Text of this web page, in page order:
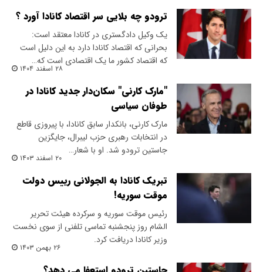
ترودو چه بلایی سر اقتصاد کانادا آورد ؟
یک وکیل دادگستری در کانادا معتقد است:
بحرانی که اقتصاد کانادا دارد به این دلیل است
که اقتصاد کشور ما یک اقتصادی است که…
۲۸ اسفند ۱۴۰۴
"مارک کارنی" سکان‌دار جدید کانادا در
طوفان سیاسی
مارک کارنی، بانکدار سابق کانادا، با پیروزی قاطع
در انتخابات رهبری حزب لیبرال، جایگزین
جاستین ترودو شد. او با شعار…
۲۰ اسفند ۱۴۰۳
تبریک کانادا به الجولانی رییس دولت
موقت سوریه!
رئیس موقت سوریه و سرکرده هیئت تحریر
الشام روز پنجشنبه تماسی تلفنی از سوی نخست
وزیر کانادا دریافت کرد.
۲۶ بهمن ۱۴۰۳